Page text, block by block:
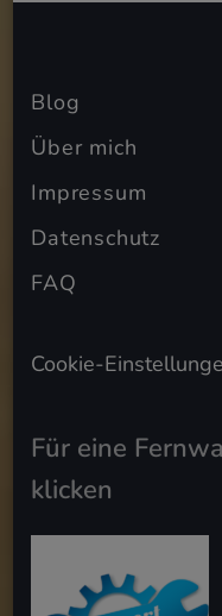
Blog
Über mich
Impressum
Datenschutz
FAQ
Cookie-
Für eine
klicken